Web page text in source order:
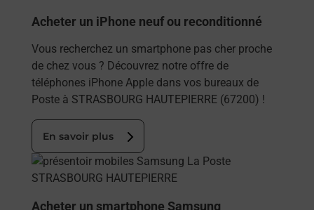
Acheter un iPhone neuf ou reconditionné
Vous recherchez un smartphone pas cher proche
de chez vous ? Découvrez notre offre de
téléphones iPhone Apple dans vos bureaux de
Poste à STRASBOURG HAUTEPIERRE (67200) !
En savoir plus
En savoir plus
Acheter un smartphone Samsung